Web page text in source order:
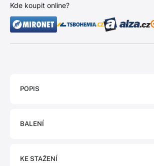
Kde koupit online?
POPIS
BALENÍ
KE STAŽENÍ